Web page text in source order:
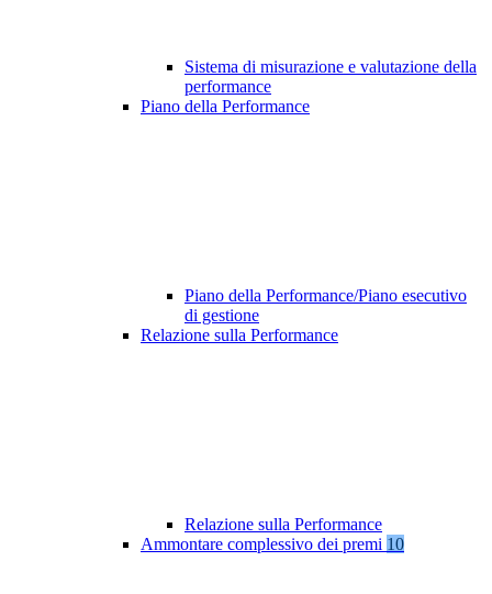
Sistema di misurazione e valutazione della
performance
Piano della Performance
Piano della Performance/Piano esecutivo
di gestione
Relazione sulla Performance
Relazione sulla Performance
Ammontare complessivo dei premi 10